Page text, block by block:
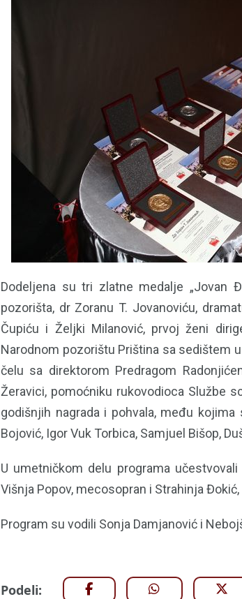
Dodeljena su tri zlatne medalje „Jovan
pozorišta, dr Zoranu T. Jovanoviću,
Čupiću i Željki Milanović, prvoj ženi
Narodnom pozorištu Priština sa sedištem
čelu sa direktorom Predragom
Žeravici, pomoćniku rukovodioca Službe
godišnjih nagrada i pohvala, među
Bojović, Igor Vuk Torbica, Samjuel Bišop,
U umetničkom delu programa
Višnja Popov, mecosopran i Strahinja Đokić,
Program su vodili Sonja Damjanović i
Podeli: